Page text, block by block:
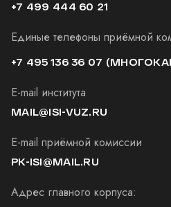
+7 499 444 60 21
Единые телефоны приёмной
+7 495 136 36 07
E-mail института
MAIL@ISI-VUZ.RU
E-mail приёмной комиссии
PK-ISI@MAIL.RU
Адрес главного корпуса: